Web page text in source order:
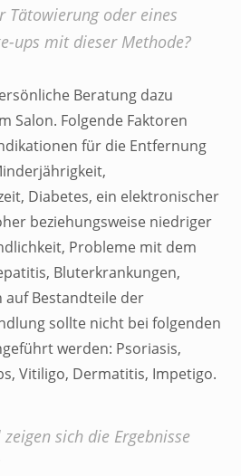
Tätowierung oder eines
ups mit dieser Methode?
Beratung dazu
Salon. Folgende Faktoren
für die Entfernung
Diabetes, ein elektronischer
beziehungsweise niedriger
Probleme mit dem
Bluterkrankungen,
auf Bestandteile der
sollte nicht bei folgenden
werden: Psoriasis,
Vitiligo, Dermatitis, Impetigo.
sich die Ergebnisse